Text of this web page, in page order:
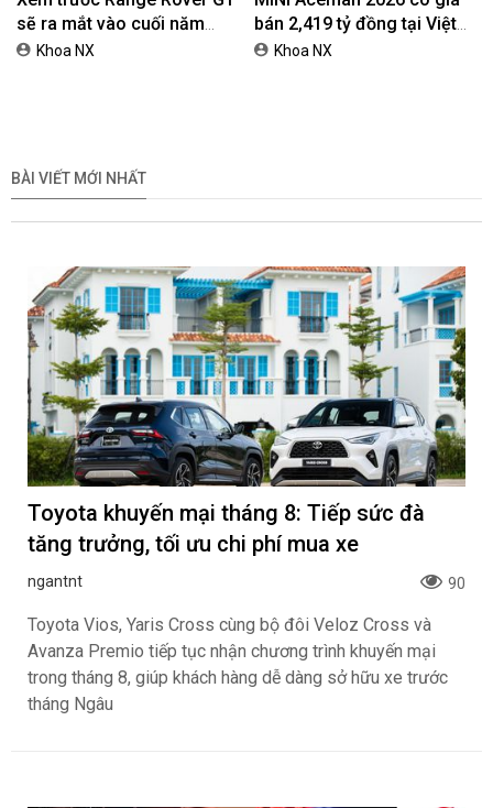
sẽ ra mắt vào cuối năm
2026Khoa NX
bán 2,419 tỷ đồng tại Việt
NamKhoa NX
BÀI VIẾT MỚI NHẤT
Toyota khuyến mại tháng 8: Tiếp sức đà
tăng trưởng, tối ưu chi phí mua xe
ngantnt 90
Toyota Vios, Yaris Cross cùng bộ đôi Veloz Cross và
Avanza Premio tiếp tục nhận chương trình khuyến mại
trong tháng 8, giúp khách hàng dễ dàng sở hữu xe trước
tháng Ngâu